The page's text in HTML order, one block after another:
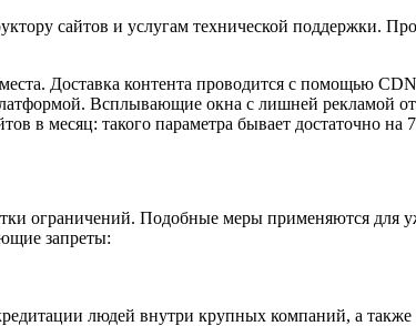
сайтов и услугам технической поддержки.
Доставка контента проводится с помощью
Всплывающие окна с лишней рекламой
в месяц: такого параметра бывает достаточно на
ограничений. Подобные меры применяются для
запреты:
людей внутри крупных компаний, а также